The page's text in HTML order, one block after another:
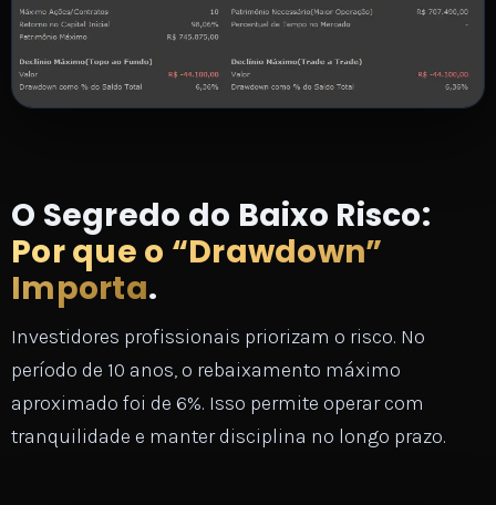
O Segredo do Baixo Risco:
Por que o “Drawdown”
Importa.
Investidores profissionais priorizam o risco. No
período de 10 anos, o rebaixamento máximo
aproximado foi de 6%. Isso permite operar com
tranquilidade e manter disciplina no longo prazo.